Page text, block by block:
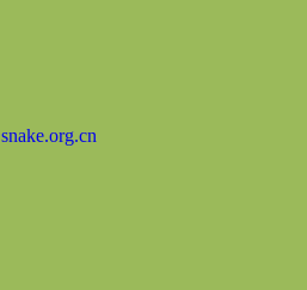
snake.org.cn